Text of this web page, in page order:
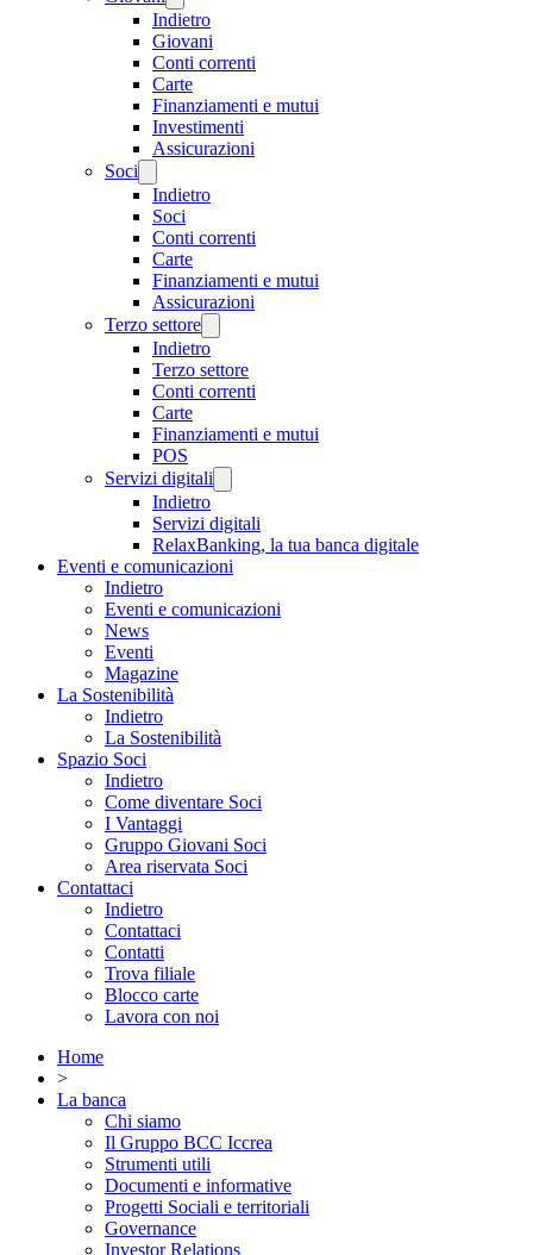
Indietro
Giovani
Conti correnti
Carte
Finanziamenti e mutui
Investimenti
Assicurazioni
Soci
Indietro
Soci
Conti correnti
Carte
Finanziamenti e mutui
Assicurazioni
Terzo settore
Indietro
Terzo settore
Conti correnti
Carte
Finanziamenti e mutui
POS
Servizi digitali
Indietro
Servizi digitali
RelaxBanking, la tua banca digitale
Eventi e comunicazioni
Indietro
Eventi e comunicazioni
News
Eventi
Magazine
La Sostenibilità
Indietro
La Sostenibilità
Spazio Soci
Indietro
Come diventare Soci
I Vantaggi
Gruppo Giovani Soci
Area riservata Soci
Contattaci
Indietro
Contattaci
Contatti
Trova filiale
Blocco carte
Lavora con noi
Home
>
La banca
Chi siamo
Il Gruppo BCC Iccrea
Strumenti utili
Documenti e informative
Progetti Sociali e territoriali
Governance
Investor Relations